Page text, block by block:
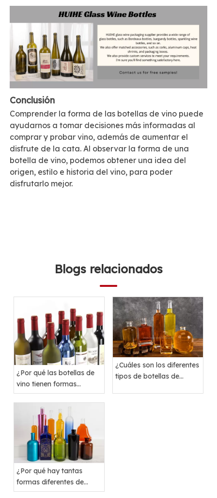
Conclusión
Comprender la forma de las botellas de vino puede
ayudarnos a tomar decisiones más informadas al
comprar y probar vino, además de aumentar el
disfrute de la cata. Al observar la forma de una
botella de vino, podemos obtener una idea del
origen, estilo e historia del vino, para poder
disfrutarlo mejor.
Blogs relacionados
¿Por qué las botellas de
vino tienen formas
diferentes?
¿Cuáles son los diferentes
tipos de botellas de
¿Por qué hay tantas
formas diferentes de
botellas de bebidas